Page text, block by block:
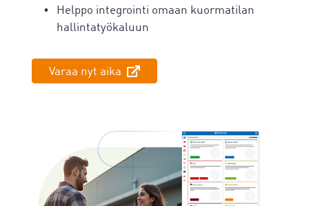
Helppo integrointi omaan kuormatilan
hallintatyökaluun
Varaa nyt aika